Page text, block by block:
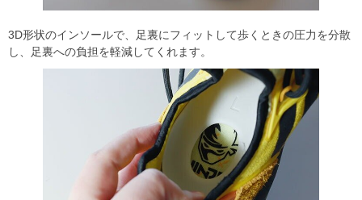
3D形状のインソールで、足裏にフィットして歩くときの圧力を分散
し、足裏への負担を軽減してくれます。